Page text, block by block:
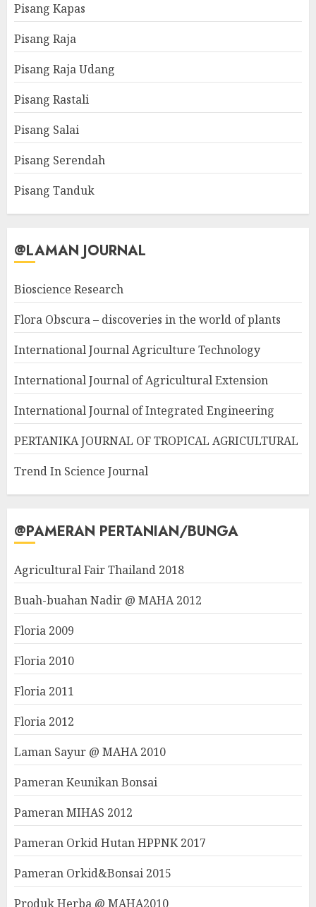
Pisang Kapas
Pisang Raja
Pisang Raja Udang
Pisang Rastali
Pisang Salai
Pisang Serendah
Pisang Tanduk
@LAMAN JOURNAL
Bioscience Research
Flora Obscura – discoveries in the world of plants
International Journal Agriculture Technology
International Journal of Agricultural Extension
International Journal of Integrated Engineering
PERTANIKA JOURNAL OF TROPICAL AGRICULTURAL
Trend In Science Journal
@PAMERAN PERTANIAN/BUNGA
Agricultural Fair Thailand 2018
Buah-buahan Nadir @ MAHA 2012
Floria 2009
Floria 2010
Floria 2011
Floria 2012
Laman Sayur @ MAHA 2010
Pameran Keunikan Bonsai
Pameran MIHAS 2012
Pameran Orkid Hutan HPPNK 2017
Pameran Orkid&Bonsai 2015
Produk Herba @ MAHA2010